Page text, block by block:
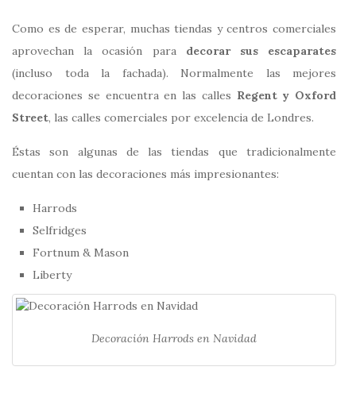
Como es de esperar, muchas tiendas y centros comerciales
aprovechan la ocasión paradecorar sus escaparates
(incluso toda la fachada). Normalmente las mejores
decoraciones se encuentra en las calles Regent y Oxford
Street, las calles comerciales por excelencia de Londres.
Éstas son algunas de las tiendas que tradicionalmente
cuentan con las decoraciones más impresionantes:
Harrods
Selfridges
Fortnum & Mason
Liberty
Decoración Harrods en Navidad